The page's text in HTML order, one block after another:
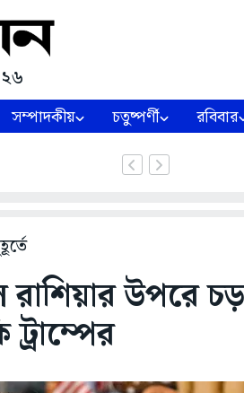
সম্পাদকীয় চতুষ্পর্ণী রবিবার
উপরে